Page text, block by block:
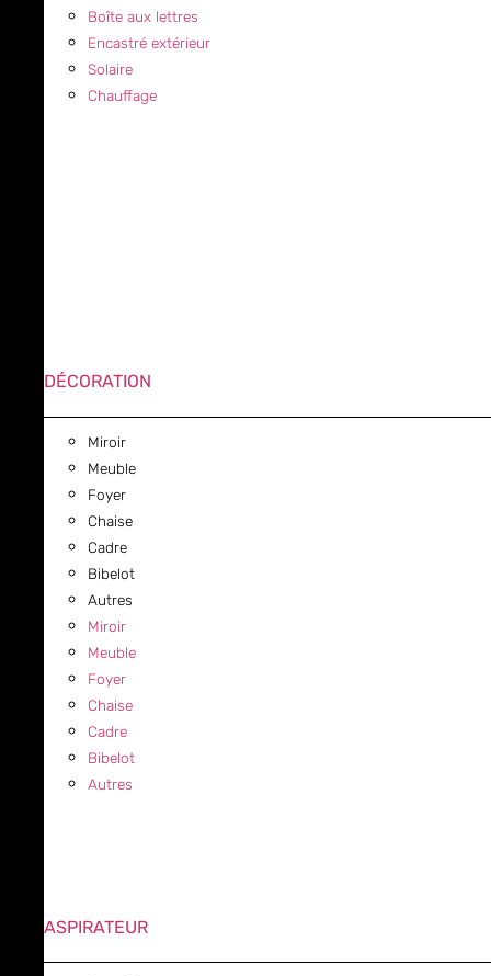
Boîte aux lettres
Encastré extérieur
Solaire
Chauffage
DÉCORATION
Miroir
Meuble
Foyer
Chaise
Cadre
Bibelot
Autres
Miroir
Meuble
Foyer
Chaise
Cadre
Bibelot
Autres
ASPIRATEUR